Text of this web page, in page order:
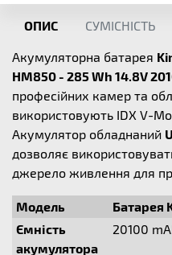
ОПИС СУМІСНІСТЬ
Акумуляторна батарея
HM850 - 285 Wh 14.8V
професійних камер та
використовують IDX V-
Акумулятор обладнаний
дозволяє
джерело живлення для
Модель
Батарея
Ємність
акумулятора
20100